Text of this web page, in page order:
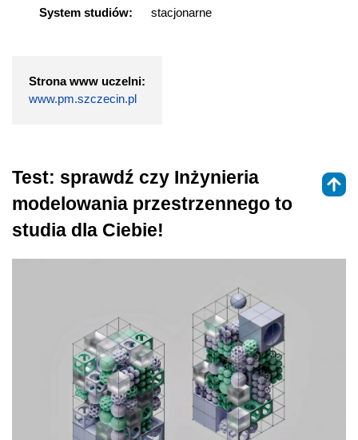
System studiów:
stacjonarne
Strona www uczelni:
www.pm.szczecin.pl
Test: sprawdź czy Inżynieria
modelowania przestrzennego to
studia dla Ciebie!